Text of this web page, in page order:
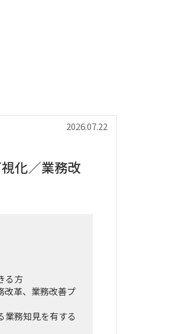
2026.07.22
化／業務改
る方
改革、業務改善プ
業務知見を有する